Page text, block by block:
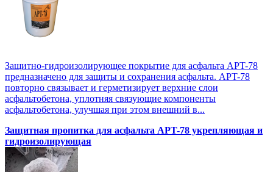
Защитно-гидроизолирующее покрытие для асфальта APT-78
предназначено для защиты и сохранения асфальта. APT-78
повторно связывает и герметизирует верхние слои
асфальтобетона, уплотняя связующие компоненты
асфальтобетона, улучшая при этом внешний в...
Защитная пропитка для асфальта APT-78 укрепляющая и
гидроизолирующая